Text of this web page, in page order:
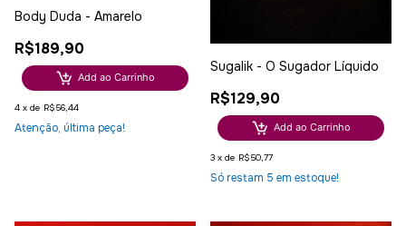
Body Duda - Amarelo
R$189,90
Add ao Carrinho
4 x de R$56,44
Atenção, última peça!
Sugalik - O Sugador Líquido
R$129,90
Add ao Carrinho
3 x de R$50,77
Só restam 5 em estoque!